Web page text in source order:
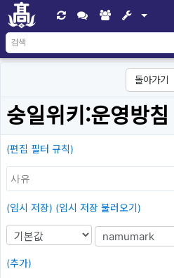
돌아가기
숭일위키:운영방침
(편집 필터 규칙)
(임시 저장) (임시 저장 불러오기)
(추가)